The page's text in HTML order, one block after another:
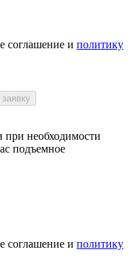
соглашение и политику
при необходимости
подъемное
соглашение и политику